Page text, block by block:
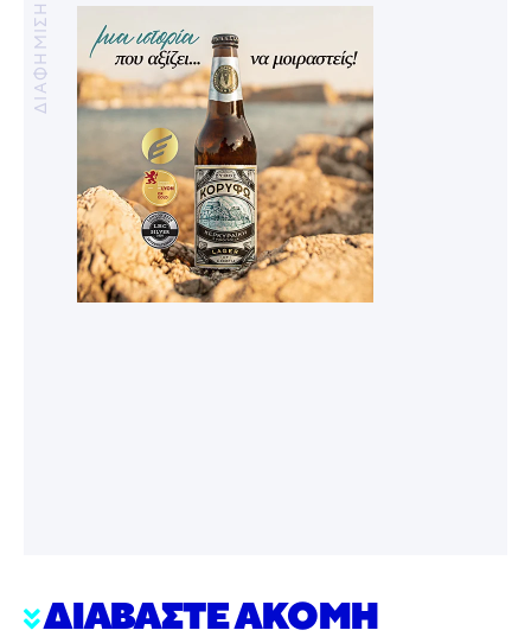
ΔΙΑΦΗΜΙΣΗ
ΔΙΑΒΑΣΤΕ ΑΚΟΜΗ